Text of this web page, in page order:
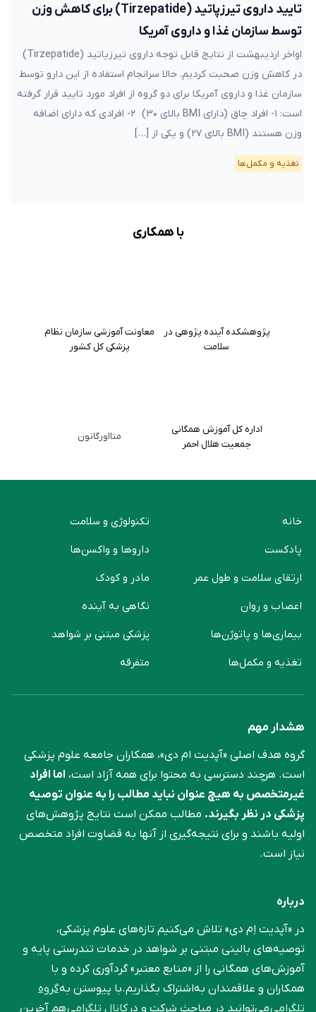
تایید داروی تیرزپاتید (Tirzepatide) برای کاهش وزن
توسط سازمان غذا و داروی آمریکا
اواخر اردیبهشت از نتایج قابل توجه داروی تیرزپاتید (Tirzepatide)
در کاهش وزن صحبت کردیم. حالا سرانجام استفاده از این دارو توسط
سازمان غذا و داروی آمریکا برای دو گروه از افراد مورد تایید قرار گرفته
است: ۱- افراد چاق (دارای BMI بالای ۳۰) ۲- افرادی که دارای اضافه
وزن هستند (BMI بالای ۲۷) و یکی از […]
تغذیه و مکمل‌ها
با همکاری
پژوهشکده آینده پژوهی در
سلامت
معاونت آموزشی سازمان نظام
پزشکی کل کشور
اداره کل آموزش همگانی
جمعیت هلال احمر
متااورگانون
خانه
پادکست
ارتقای سلامت و طول عمر
اعصاب و روان
بیماری‌ها و پاتوژن‌ها
تغذیه و مکمل‌ها
تکنولوژی و سلامت
دارو‌ها و واکسن‌ها
مادر و کودک
نگاهی به آینده
پزشکی مبتنی بر شواهد
متفرقه
هشدار مهم
گروه هدف اصلی «آپدیت ام دی»، همکاران جامعه علوم ‌پزشکی
است. هرچند دسترسی به محتوا برای همه آزاد است، اما افراد
غیرمتخصص به هیچ عنوان نباید مطالب را به عنوان توصیه
پزشکی در نظر بگیرند. مطالب ممکن است نتایج پژوهش‌های
اولیه باشند و برای نتیجه‌گیری از آنها به قضاوت افراد متخصص
نیاز است.
درباره
در «آپدیت اِم دی» تلاش می‌کنیم تازه‌های علوم پزشکی،
توصیه‌های بالینی مبتنی بر شواهد در خدمات تندرستی پایه و
آموزش‌های همگانی را از «منابع معتبر» گردآوری کرده و با
همکاران و علاقمندان به‌اشتراک بگذاریم.با پیوستن بهگروه
تلگرامیمی‌توانید در مباحث شرکت و درکانال تلگرامیهم آخرین